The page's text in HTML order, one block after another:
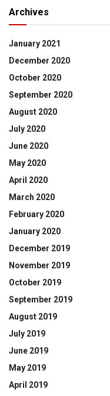
Archives
January 2021
December 2020
October 2020
September 2020
August 2020
July 2020
June 2020
May 2020
April 2020
March 2020
February 2020
January 2020
December 2019
November 2019
October 2019
September 2019
August 2019
July 2019
June 2019
May 2019
April 2019